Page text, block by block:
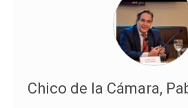
Chico de la Cámara,